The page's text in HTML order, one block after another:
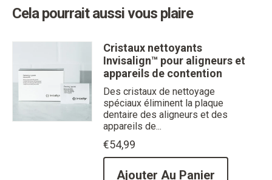
Cela pourrait aussi vous plaire
Cristaux nettoyants
Invisalign™ pour aligneurs et
appareils de contention
Des cristaux de nettoyage
spéciaux éliminent la plaque
dentaire des aligneurs et des
appareils de...
€54,99
Ajouter Au Panier